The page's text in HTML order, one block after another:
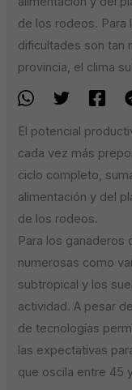
de los rodeos. Para
dificultades son tan
provincia, el clima
El potencial
cada vez más
ciclo completo,
alimentación y del
de los rodeos.
Para los ganaderos
numerosas como
subtropical y los
actividad. A pesar
de tecnologías
las expectativas
que oscila entre 45